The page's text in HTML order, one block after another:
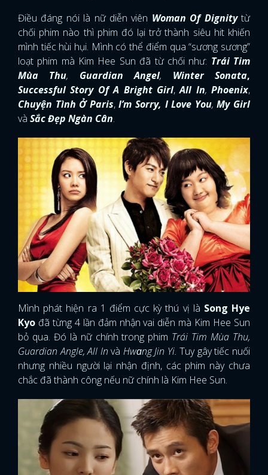
x
ĐĂNG NHẬP
Điều đáng nói là nữ diễn viên Woman Of Dignitytừ
chối phim nào thì phim đó lại trở thành siêu hit khiến
mình tiếc hùi hụi. Mình có thể điểm qua “sương sương”
loạt phim mà Kim Hee Sun đã từ chối như: Trái Tim
Mùa Thu, Guardian Angel, Winter Sonata,
Successful Story Of A Bright Girl, All In, Phoenix,
Chuyện Tình Ở Paris, I’m Sorry, I Love You, My Girl
và Sắc Đẹp Ngàn Cân.
Mình phát hiện ra 1 điểm cực kỳ thú vị là Song Hye
Kyo đã từng 4 lần đảm nhận vai diễn mà Kim Hee Sun
bỏ qua. Đó là nữ chính trong phim Trái Tim Mùa Thu,
Guardian Angle, All Invà Hwɑng Jin Yi. Tuy gây tiếc nuối
nhưng nhiều người lại nhận định, các phim này chưa
chắc đã thành công nếu nữ chính là Kim Hee Sun.